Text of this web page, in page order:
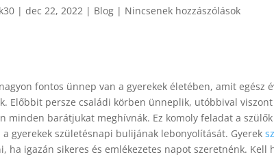
|dec 22, 2022 | Blog | Nincsenek hozzászólások
fontos ünnep van a gyerekek életében, amit egész
Előbbit persze családi körben ünneplik, utóbbival
minden barátjukat meghívnák. Ez komoly feladat a
gyerekek születésnapi bulijának lebonyolítását. Gyerek
ha igazán sikeres és emlékezetes napot szeretnénk. Kell